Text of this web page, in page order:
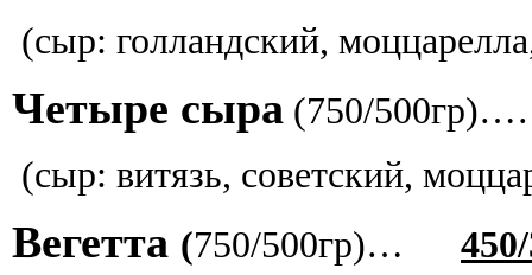
(сыр: голландский,
Четыре сыра (750/
(сыр: витязь, советский,
Вегетта (750/500гр)…